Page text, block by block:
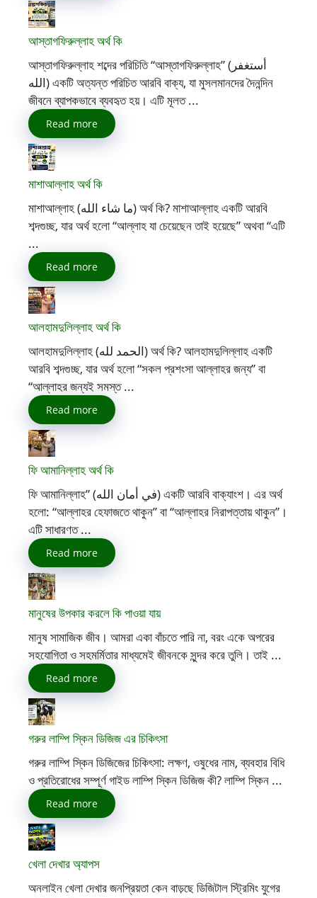
আস্তাগফিরুল্লাহ অর্থ কি
আস্তাগফিরুল্লাহ শব্দের পরিচিতি “আস্তাগফিরুল্লাহ” (أستغفر
الله) একটি অত্যন্ত পরিচিত আরবি বাক্য, যা মুসলমানদের দৈনন্দিন
জীবনে ব্যাপকভাবে ব্যবহৃত হয়। এটি মূলত ...
Read more
মাশাআল্লাহ অর্থ কি
মাশাআল্লাহ (ما شاء الله) অর্থ কি? মাশাআল্লাহ একটি আরবি
শব্দগুচ্ছ, যার অর্থ হলো “আল্লাহ যা চেয়েছেন তাই হয়েছে” অথবা “এটি
...
Read more
আলহামদুলিল্লাহ অর্থ কি
আলহামদুলিল্লাহ (الحمد لله) অর্থ কি? আলহামদুলিল্লাহ একটি
আরবি শব্দগুচ্ছ, যার অর্থ হলো “সকল প্রশংসা আল্লাহর জন্য” বা
“আল্লাহর জন্যই সমস্ত ...
Read more
ফি আমানিল্লাহ অর্থ কি
ফি আমানিল্লাহ” (في أمان الله) একটি আরবি বাক্যাংশ। এর অর্থ
হলো: “আল্লাহর হেফাজতে থাকুন” বা “আল্লাহর নিরাপত্তায় থাকুন”।
এটি সাধারণত ...
Read more
মানুষের উপকার করলে কি পাওয়া যায়
মানুষ সামাজিক জীব। আমরা একা বাঁচতে পারি না, বরং একে অপরের
সহযোগিতা ও সহমর্মিতার মাধ্যমেই জীবনকে সুন্দর করে তুলি। তাই ...
Read more
গরুর লাম্পি স্কিন ডিজিজ এর চিকিৎসা
গরুর লাম্পি স্কিন ডিজিজের চিকিৎসা: লক্ষণ, ওষুধের নাম, ব্যবহার বিধি
ও প্রতিরোধের সম্পূর্ণ গাইড লাম্পি স্কিন ডিজিজ কী? লাম্পি স্কিন ...
Read more
খেলা দেখার অ্যাপস
অনলাইন খেলা দেখার জনপ্রিয়তা কেন বাড়ছে ডিজিটাল স্ট্রিমিং যুগের